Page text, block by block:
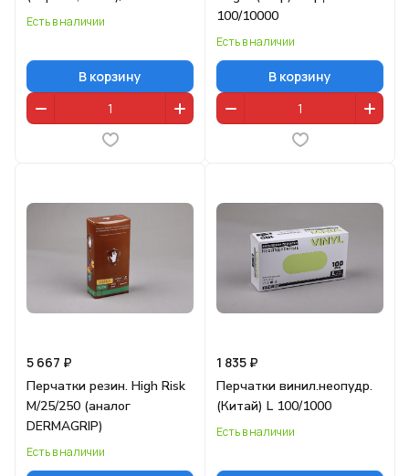
Есть в наличии
В корзину
100/10000
Есть в наличии
В корзину
5 667 ₽
Перчатки резин. High Risk
M/25/250 (аналог
DERMAGRIP)
Есть в наличии
1 835 ₽
Перчатки винил.неопудр.
(Китай) L 100/1000
Есть в наличии